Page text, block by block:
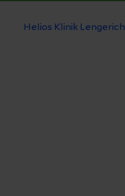
Helios Klinik Lengerich